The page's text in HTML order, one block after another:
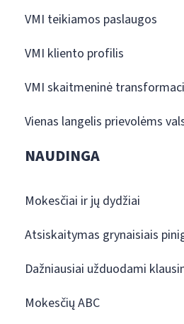
VMI teikiamos paslaugos
VMI kliento profilis
VMI skaitmeninė
Vienas langelis prievolėms
NAUDINGA
Mokesčiai ir jų dydžiai
Atsiskaitymas grynaisiais
Dažniausiai užduodami
Mokesčių ABC